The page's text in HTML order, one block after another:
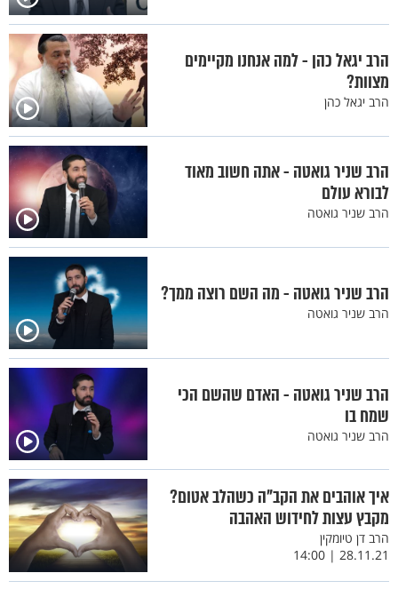
הרב יגאל כהן - למה אנחנו מקיימים
מצוות?
הרב יגאל כהן
הרב שניר גואטה - אתה חשוב מאוד
לבורא עולם
הרב שניר גואטה
הרב שניר גואטה - מה השם רוצה ממך?
הרב שניר גואטה
הרב שניר גואטה - האדם שהשם הכי
שמח בו
הרב שניר גואטה
איך אוהבים את הקב"ה כשהלב אטום?
מקבץ עצות לחידוש האהבה
הרב דן טיומקין
28.11.21 | 14:00